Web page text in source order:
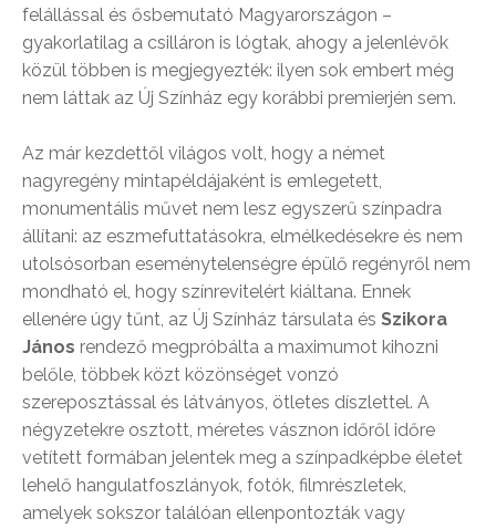
felállással és ősbemutató Magyarországon –
gyakorlatilag a csilláron is lógtak, ahogy a jelenlévők
közül többen is megjegyezték: ilyen sok embert még
nem láttak az Új Színház egy korábbi premierjén sem.
Az már kezdettől világos volt, hogy a német
nagyregény mintapéldájaként is emlegetett,
monumentális művet nem lesz egyszerű színpadra
állítani: az eszmefuttatásokra, elmélkedésekre és nem
utolsósorban eseménytelenségre épülő regényről nem
mondható el, hogy színrevitelért kiáltana. Ennek
ellenére úgy tűnt, az Új Színház társulata és Szikora
János rendező megpróbálta a maximumot kihozni
belőle, többek közt közönséget vonzó
szereposztással és látványos, ötletes díszlettel. A
négyzetekre osztott, méretes vásznon időről időre
vetített formában jelentek meg a színpadképbe életet
lehelő hangulatfoszlányok, fotók, filmrészletek,
amelyek sokszor találóan ellenpontozták vagy